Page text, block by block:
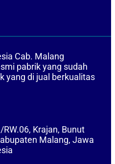
Cab. Malang
pabrik yang sudah
yang di jual berkualitas
RW.06, Krajan, Bunut
Malang, Jawa